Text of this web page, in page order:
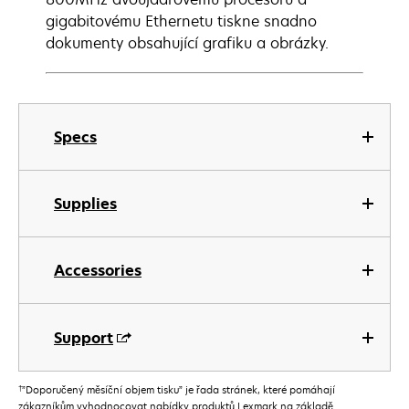
Specs
Supplies
Accessories
Support
gigabitovému Ethernetu tiskne snadno
dokumenty obsahující grafiku a obrázky.
†”Doporučený měsíční objem tisku” je řada stránek, které pomáhají
zákazníkům vyhodnocovat nabídky produktů Lexmark na základě